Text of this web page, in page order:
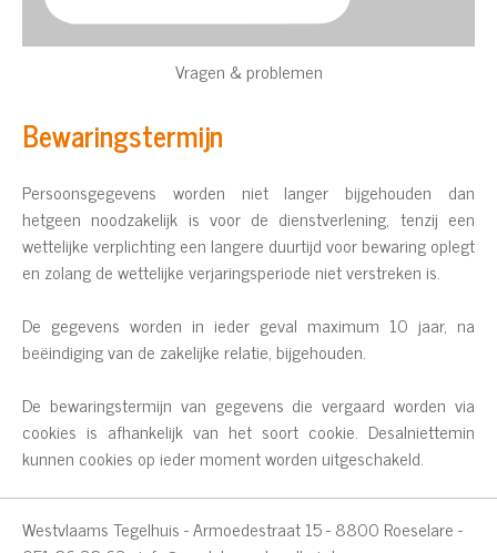
Vragen & problemen
Bewaringstermijn
Persoonsgegevens worden niet langer bijgehouden dan
hetgeen noodzakelijk is voor de dienstverlening, tenzij een
wettelijke verplichting een langere duurtijd voor bewaring oplegt
en zolang de wettelijke verjaringsperiode niet verstreken is.
De gegevens worden in ieder geval maximum 10 jaar, na
beëindiging van de zakelijke relatie, bijgehouden.
De bewaringstermijn van gegevens die vergaard worden via
cookies is afhankelijk van het soort cookie. Desalniettemin
kunnen cookies op ieder moment worden uitgeschakeld.
Westvlaams Tegelhuis - Armoedestraat 15 - 8800 Roeselare -